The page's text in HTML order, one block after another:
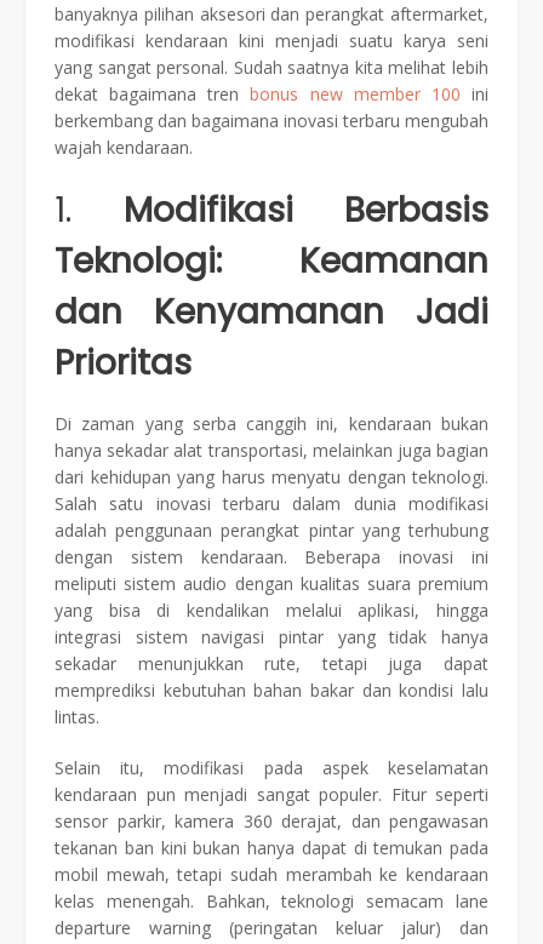
banyaknya pilihan aksesori dan perangkat aftermarket,
modifikasi kendaraan kini menjadi suatu karya seni
yang sangat personal. Sudah saatnya kita melihat lebih
dekat bagaimana trenbonus new member 100 ini
berkembang dan bagaimana inovasi terbaru mengubah
wajah kendaraan.
1. Modifikasi Berbasis
Teknologi: Keamanan
dan Kenyamanan Jadi
Prioritas
Di zaman yang serba canggih ini, kendaraan bukan
hanya sekadar alat transportasi, melainkan juga bagian
dari kehidupan yang harus menyatu dengan teknologi.
Salah satu inovasi terbaru dalam dunia modifikasi
adalah penggunaan perangkat pintar yang terhubung
dengan sistem kendaraan. Beberapa inovasi ini
meliputi sistem audio dengan kualitas suara premium
yang bisa di kendalikan melalui aplikasi, hingga
integrasi sistem navigasi pintar yang tidak hanya
sekadar menunjukkan rute, tetapi juga dapat
memprediksi kebutuhan bahan bakar dan kondisi lalu
lintas.
Selain itu, modifikasi pada aspek keselamatan
kendaraan pun menjadi sangat populer. Fitur seperti
sensor parkir, kamera 360 derajat, dan pengawasan
tekanan ban kini bukan hanya dapat di temukan pada
mobil mewah, tetapi sudah merambah ke kendaraan
kelas menengah. Bahkan, teknologi semacam lane
departure warning (peringatan keluar jalur) dan